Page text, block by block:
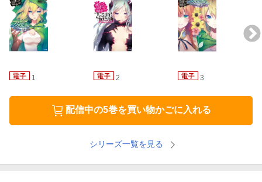
1 2 3
配信中の5巻を買い物かごに入れる
シリーズ一覧を見る